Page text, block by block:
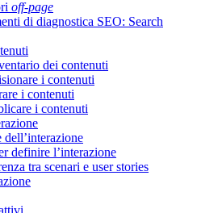
off-page
di diagnostica SEO: Search
dei contenuti
i contenuti
i contenuti
i contenuti
dell’interazione
definire l’interazione
tra scenari e user stories